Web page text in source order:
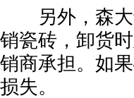
另外，森大
销瓷砖，卸货
销商承担。如
损失。